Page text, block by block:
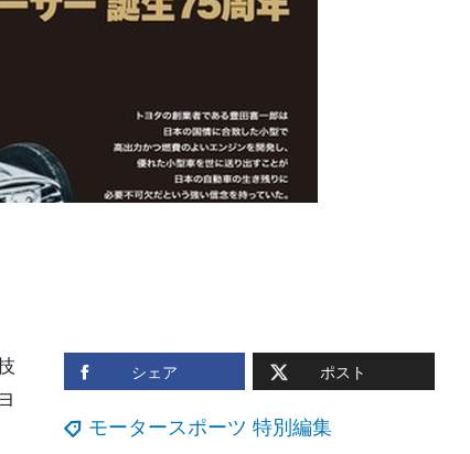
シェア ポスト
モータースポーツ 特別編集